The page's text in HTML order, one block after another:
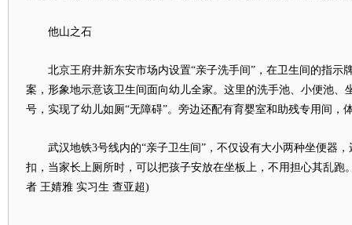
他山之石
北京王府井新东安市场内设置“亲子洗手间”，在卫生间的指示
案，形象地示意该卫生间面向幼儿全家。这里的洗手池、小便池、
号，实现了幼儿如厕“无障碍”。旁边还配有育婴室和助残专用间，
武汉地铁3号线内的“亲子卫生间”，不仅设有大小两种坐便器，
扣，当家长上厕所时，可以把孩子安放在坐板上，不用担心其乱跑
者 王婧雅 实习生 查亚超)